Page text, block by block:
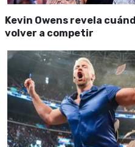
Kevin Owens revela
volver a competir